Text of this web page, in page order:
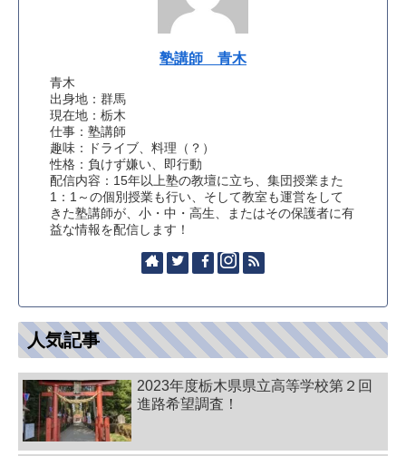
塾講師 青木
青木
出身地：群馬
現在地：栃木
仕事：塾講師
趣味：ドライブ、料理（？）
性格：負けず嫌い、即行動
配信内容：15年以上塾の教壇に立ち、集団授業また
1：1～の個別授業も行い、そして教室も運営をして
きた塾講師が、小・中・高生、またはその保護者に有
益な情報を配信します！
人気記事
2023年度栃木県県立高等学校第２回
進路希望調査！